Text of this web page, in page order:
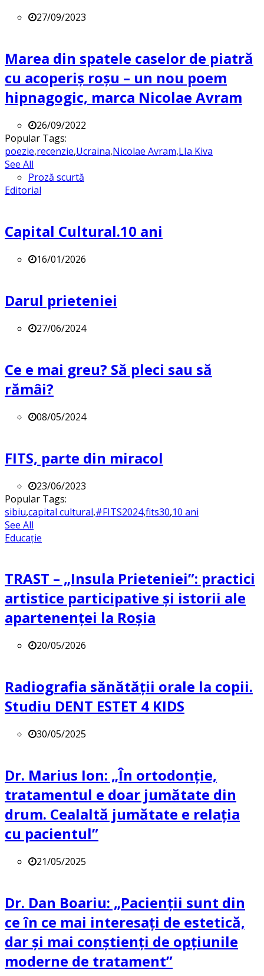
27/09/2023
Marea din spatele caselor de piatră
cu acoperiș roșu – un nou poem
hipnagogic, marca Nicolae Avram
26/09/2022
Popular Tags:
poezie,recenzie,Ucraina,Nicolae Avram,LIa Kiva
See All
Proză scurtă
Editorial
Capital Cultural.10 ani
16/01/2026
Darul prieteniei
27/06/2024
Ce e mai greu? Să pleci sau să
rămâi?
08/05/2024
FITS, parte din miracol
23/06/2023
Popular Tags:
sibiu,capital cultural,#FITS2024,fits30,10 ani
See All
Educație
TRAST – „Insula Prieteniei”: practici
artistice participative și istorii ale
apartenenței la Roșia
20/05/2026
Radiografia sănătății orale la copii.
Studiu DENT ESTET 4 KIDS
30/05/2025
Dr. Marius Ion: „În ortodonție,
tratamentul e doar jumătate din
drum. Cealaltă jumătate e relația
cu pacientul”
21/05/2025
Dr. Dan Boariu: „Pacienții sunt din
ce în ce mai interesați de estetică,
dar și mai conștienți de opțiunile
moderne de tratament”